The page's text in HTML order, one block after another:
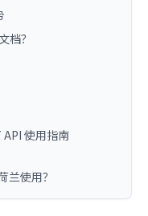
档？
使用指南
兰使用？